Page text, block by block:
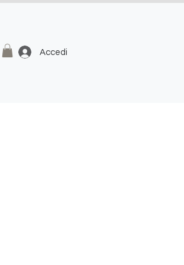
Accedi